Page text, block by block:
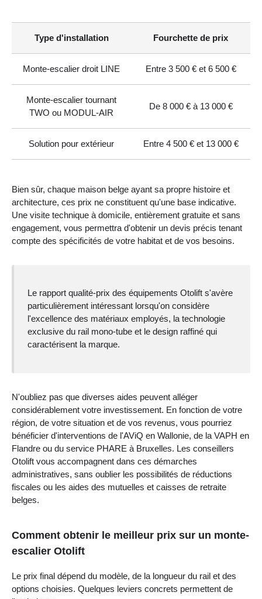
Type d'installation Fourchette de prix
Monte-escalier droit LINE Entre 3 500 € et 6 500 €
Monte-escalier tournant
TWO ou MODUL-AIR
De 8 000 € à 13 000 €
Solution pour extérieur Entre 4 500 € et 13 000 €
Bien sûr, chaque maison belge ayant sa propre histoire et
architecture, ces prix ne constituent qu'une base indicative.
Une visite technique à domicile, entièrement gratuite et sans
engagement, vous permettra d'obtenir un devis précis tenant
compte des spécificités de votre habitat et de vos besoins.
Le rapport qualité-prix des équipements Otolift s'avère
particulièrement intéressant lorsqu'on considère
l'excellence des matériaux employés, la technologie
exclusive du rail mono-tube et le design raffiné qui
caractérisent la marque.
N'oubliez pas que diverses aides peuvent alléger
considérablement votre investissement. En fonction de votre
région, de votre situation et de vos revenus, vous pourriez
bénéficier d'interventions de l'AViQ en Wallonie, de la VAPH en
Flandre ou du service PHARE à Bruxelles. Les conseillers
Otolift vous accompagnent dans ces démarches
administratives, sans oublier les possibilités de réductions
fiscales ou les aides des mutuelles et caisses de retraite
belges.
Comment obtenir le meilleur prix sur un monte-
escalier Otolift
Le prix final dépend du modèle, de la longueur du rail et des
options choisies. Quelques leviers concrets permettent de